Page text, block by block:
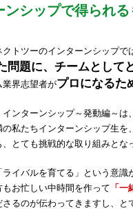
ンシップで得られる
トツーのインターンシップで
問題に、チームとして
業界志望者がプロになるた
ンターンシップ～発動編～は、
私たちインターンシップ生を、
とても挑戦的な取り組みとな
イバルを育てる」という意識
もお忙しい中時間を作って 「
るのが伝わってきますし、と